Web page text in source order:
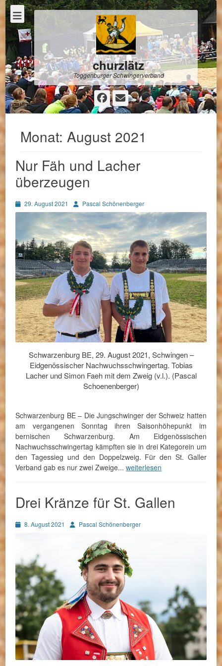
churzlätz
Toggenburger Schwingerverband
Facebook
E-
Mail
Monat:August 2021
Nur Fäh und Lacher
überzeugen
Posted
on
29. August 2021 AutorPascal Schönenberger
Schwarzenburg BE, 29. August 2021, Schwingen –
Eidgenössischer Nachwuchsschwingertag. Tobias
Lacher und Simon Faeh mit dem Zweig (v.l.). (Pascal
Schoenenberger)
Schwarzenburg BE – Die Jungschwinger der Schweiz hatten
am vergangenen Sonntag ihren Saisonhöhepunkt im
bernischen Schwarzenburg. Am Eidgenössischen
Nachwuchsschwingertag kämpften sie in drei Kategorein um
den Tagessieg und den Doppelzweig. Für den St. Galler
Verband gab es nur zwei Zweige...weiterlesen
Drei Kränze für St. Gallen
Posted8. August 2021 AutorPascal Schönenberger